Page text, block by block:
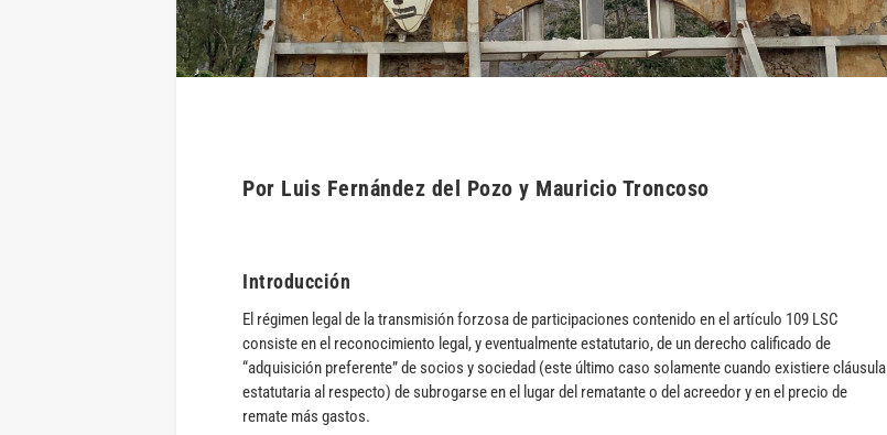
Por Luis Fernández del Pozo y Mauricio Troncoso
Introducción
El régimen legal de la transmisión forzosa de participaciones contenido en el artículo 109 LSC
consiste en el reconocimiento legal, y eventualmente estatutario, de un derecho calificado de
“adquisición preferente” de socios y sociedad (este último caso solamente cuando existiere cláusula
estatutaria al respecto) de subrogarse en el lugar del rematante o del acreedor y en el precio de
remate más gastos.